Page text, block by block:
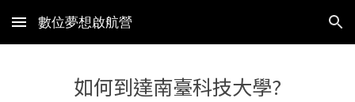
Skip to main content Skip to navigation
數位夢想啟航營
如何到達南臺科技大學?